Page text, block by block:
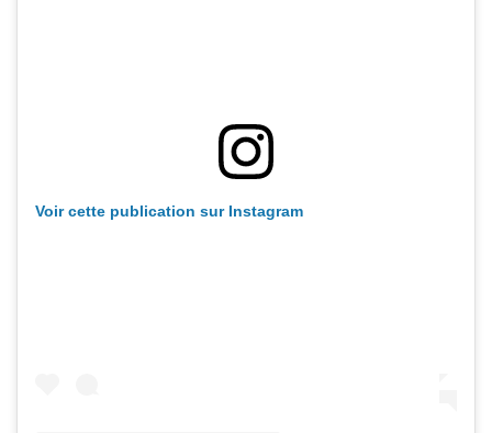
Voir cette publication sur Instagram